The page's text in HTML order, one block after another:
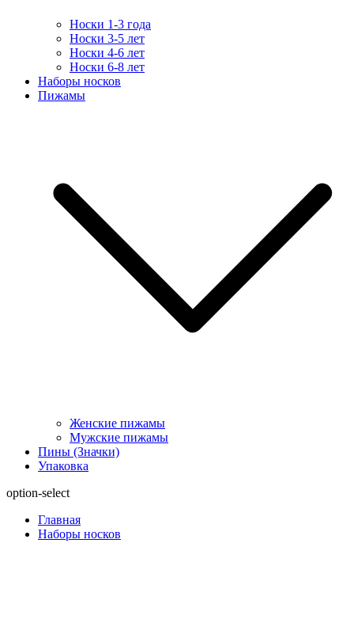
Носки 1-3 года
Носки 3-5 лет
Носки 4-6 лет
Носки 6-8 лет
Наборы носков
Пижамы
Женские пижамы
Мужские пижамы
Пины (Значки)
Упаковка
option-select
Главная
Наборы носков